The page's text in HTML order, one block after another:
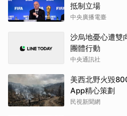
抵制立場
中央廣播電臺
沙烏地憂心遭
團體行動
中央通訊社
美西北野火毀
App精心策劃
民視新聞網